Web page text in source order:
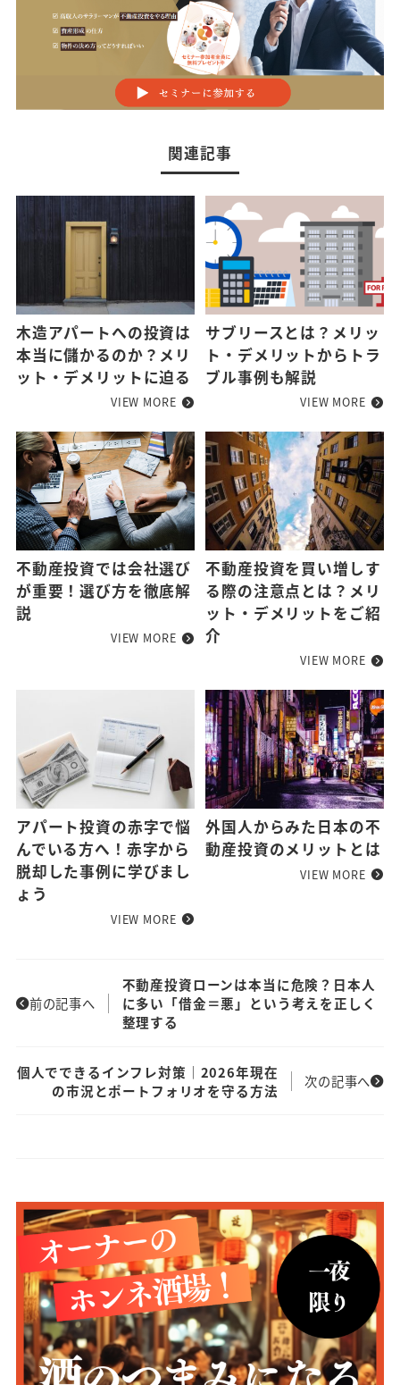
関連記事
木造アパートへの投資は
本当に儲かるのか？メリ
ット・デメリットに迫る
VIEW MORE
サブリースとは？メリッ
ト・デメリットからトラ
ブル事例も解説
VIEW MORE
不動産投資では会社選び
が重要！選び方を徹底解
説
VIEW MORE
不動産投資を買い増しす
る際の注意点とは？メリ
ット・デメリットをご紹
介
VIEW MORE
アパート投資の赤字で悩
んでいる方へ！赤字から
脱却した事例に学びまし
ょう
VIEW MORE
外国人からみた日本の不
動産投資のメリットとは
VIEW MORE
前の記事へ
不動産投資ローンは本当に危険？日本人
に多い「借金＝悪」という考えを正しく
整理する
次の記事へ
個人でできるインフレ対策｜2026年現在
の市況とポートフォリオを守る方法